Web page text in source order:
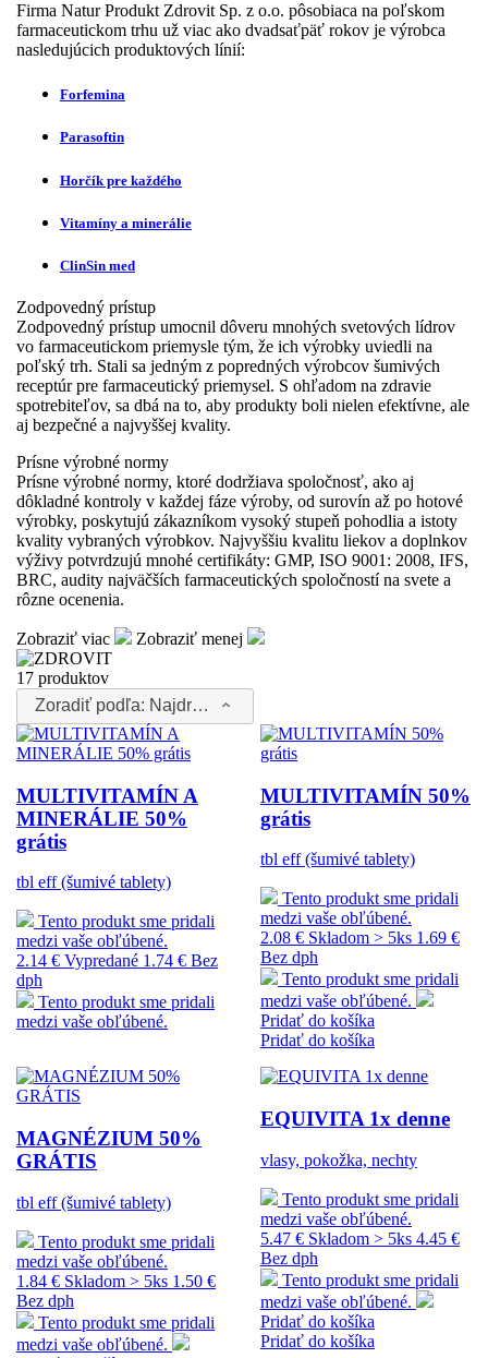
Firma Natur Produkt Zdrovit Sp. z o.o. pôsobiaca na poľskom
farmaceutickom trhu už viac ako dvadsaťpäť rokov je výrobca
nasledujúcich produktových línií:
Forfemina
Parasoftin
Horčík pre každého
Vitamíny a minerálie
ClinSin med
Zodpovedný prístup
Zodpovedný prístup umocnil dôveru mnohých svetových lídrov
vo farmaceutickom priemysle tým, že ich výrobky uviedli na
poľský trh. Stali sa jedným z popredných výrobcov šumivých
receptúr pre farmaceutický priemysel. S ohľadom na zdravie
spotrebiteľov, sa dbá na to, aby produkty boli nielen efektívne, ale
aj bezpečné a najvyššej kvality.
Prísne výrobné normy
Prísne výrobné normy, ktoré dodržiava spoločnosť, ako aj
dôkladné kontroly v každej fáze výroby, od surovín až po hotové
výrobky, poskytujú zákazníkom vysoký stupeň pohodlia a istoty
kvality vybraných výrobkov. Najvyššiu kvalitu liekov a doplnkov
výživy potvrdzujú mnohé certifikáty: GMP, ISO 9001: 2008, IFS,
BRC, audity najväčších farmaceutických spoločností na svete a
rôzne ocenenia.
Zobraziť viac Zobraziť menej
17 produktov
Zoradiť podľa: Najdrahšie
MULTIVITAMÍN A
MINERÁLIE 50%
grátis
tbl eff (šumivé tablety)
Tento produkt sme pridali
medzi vaše obľúbené.
2.14 € Vypredané 1.74 € Bez
dph
Tento produkt sme pridali
medzi vaše obľúbené.
MULTIVITAMÍN 50%
grátis
tbl eff (šumivé tablety)
Tento produkt sme pridali
medzi vaše obľúbené.
2.08 € Skladom > 5ks 1.69 €
Bez dph
Tento produkt sme pridali
medzi vaše obľúbené.
Pridať do košíka
Pridať do košíka
MAGNÉZIUM 50%
GRÁTIS
tbl eff (šumivé tablety)
Tento produkt sme pridali
medzi vaše obľúbené.
1.84 € Skladom > 5ks 1.50 €
Bez dph
Tento produkt sme pridali
medzi vaše obľúbené.
EQUIVITA 1x denne
vlasy, pokožka, nechty
Tento produkt sme pridali
medzi vaše obľúbené.
5.47 € Skladom > 5ks 4.45 €
Bez dph
Tento produkt sme pridali
medzi vaše obľúbené.
Pridať do košíka
Pridať do košíka